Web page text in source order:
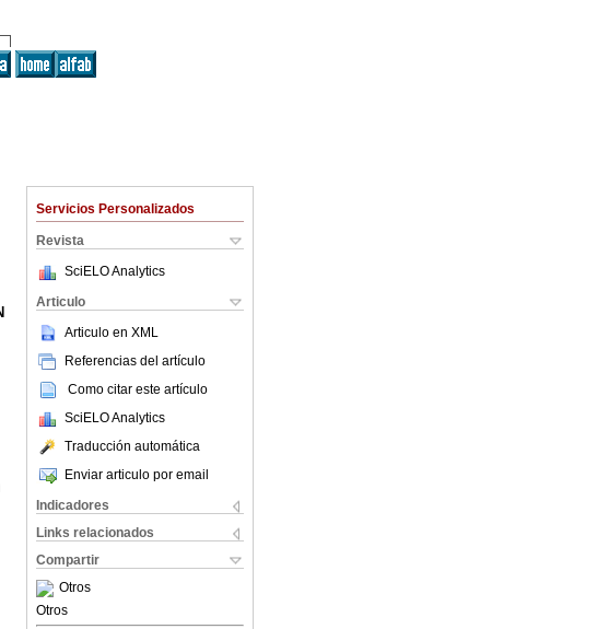
Servicios Personalizados
Revista
SciELO Analytics
Articulo
Articulo en XML
Referencias del artículo
Como citar este artículo
SciELO Analytics
Traducción automática
Enviar articulo por email
Indicadores
Links relacionados
Compartir
Otros
Otros